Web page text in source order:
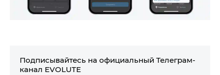
Подписывайтесь на официальный Телеграм-
канал EVOLUTE